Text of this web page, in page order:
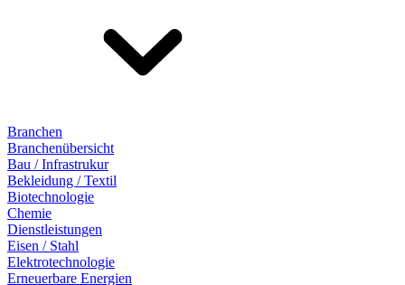
Branchen
Branchenübersicht
Bau / Infrastrukur
Bekleidung / Textil
Biotechnologie
Chemie
Dienstleistungen
Eisen / Stahl
Elektrotechnologie
Erneuerbare Energien